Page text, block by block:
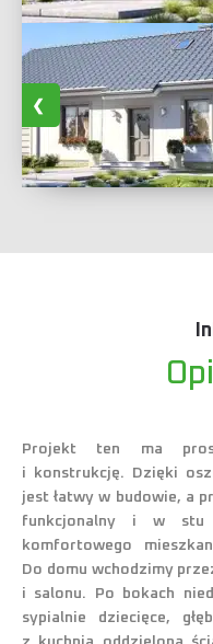
Projekt ten ma
i konstrukcję. Dzięki
jest łatwy w budowie, a
funkcjonalny i w stu
komfortowego
Do domu wchodzimy
i salonu. Po bokach
sypialnie dziecięce,